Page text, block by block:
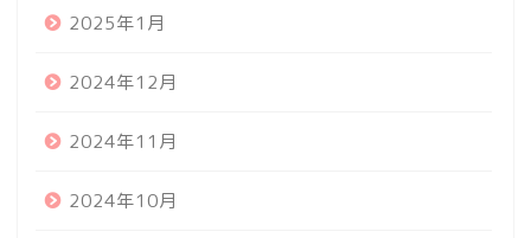
2025年1月
2024年12月
2024年11月
2024年10月